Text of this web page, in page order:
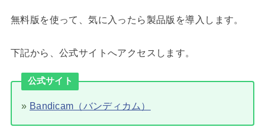
無料版を使って、気に入ったら製品版を導入します。
下記から、公式サイトへアクセスします。
公式サイト
» Bandicam（バンディカム）